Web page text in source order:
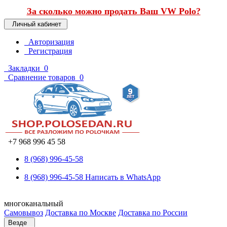
За сколько можно продать Ваш VW Polo?
Личный кабинет
Авторизация
Регистрация
Закладки 0
Сравнение товаров 0
+7 968 996 45 58
8 (968) 996-45-58
8 (968) 996-45-58 Написать в WhatsApp
многоканальный
Самовывоз Доставка по Москве Доставка по России
Везде